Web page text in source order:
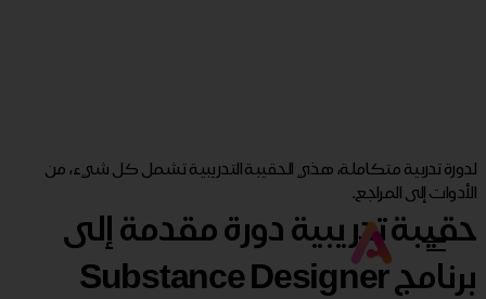
لدورة تدربية متكاملة، هذي الحقيبة التدريبية تشمل كل شيء، من
الأدوات إلى المراجع.
حقيبة تدريبية دورة مقدمة إلى
برنامج Substance Designer